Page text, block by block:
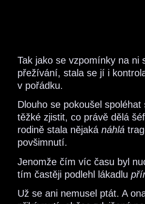
Tak jako se vzpomínky na ni
přežívání, stala se jí i
v pořádku.
Dlouho se pokoušel
těžké zjistit, co právě dělá
rodině stala nějaká náhlá
povšimnutí.
Jenomže čím víc času byl
tím častěji podlehl lákadlu
Už se ani nemusel ptát. A